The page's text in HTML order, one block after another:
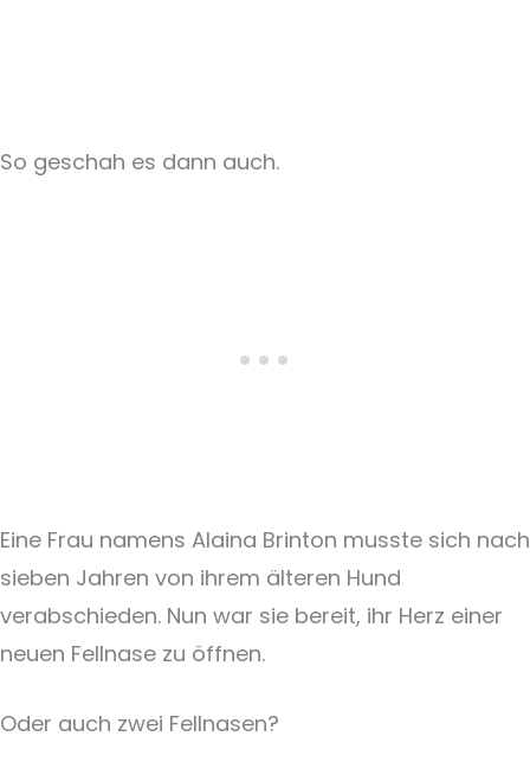
So geschah es dann auch.
Eine Frau namens Alaina Brinton musste sich nach
sieben Jahren von ihrem älteren Hund
verabschieden. Nun war sie bereit, ihr Herz einer
neuen Fellnase zu öffnen.
Oder auch zwei Fellnasen?